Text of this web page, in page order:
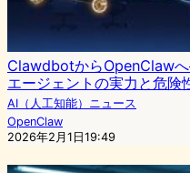
ClawdbotからOpenClaw
エージェントの実力と危険
AI（人工知能）ニュース
OpenClaw
2026年2月1日19:49